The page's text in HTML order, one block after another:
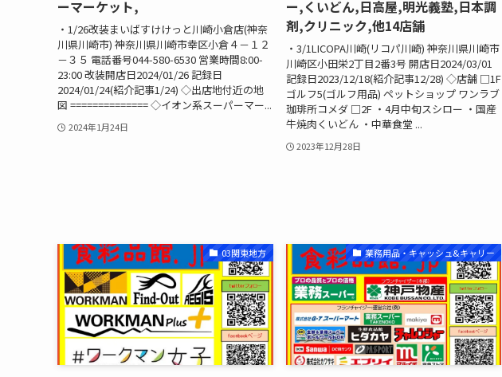
ーマーケット,
・1/26改装まいばすけけっと川崎小倉店(神奈
川県川崎市) 神奈川県川崎市幸区小倉４－１２
－３５ 電話番号044-580-6530 営業時間8:00-
23:00 改装開店日2024/01/26 記録日
2024/01/24(紹介記事1/24) ◇出店地付近の地
図 ============== ◇イオン系スーパーマー...
2024年1月24日
ー,くいどん,日高屋,明光義塾,日本調
剤,クリニック,他14店舗
・3/1LICOPA川崎(リコパ川崎) 神奈川県川崎市
川崎区小田栄2丁目2番3号 開店日2024/03/01
記録日2023/12/18(紹介記事12/28) ◇店舗 □1F
ゴルフ5(ゴルフ用品) ペットショップ ワンラブ
珈琲所コメダ □2F ・4月中旬スシロー ・国産
牛焼肉くいどん ・中華食堂 ...
2023年12月28日
03関東地方 業務用品・キャッシュ&キャリー